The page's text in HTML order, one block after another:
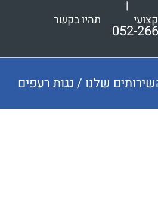
052-
תהיו בקשר
שלנו /גגות רעפים